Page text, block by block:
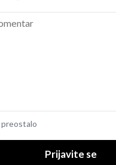
preostalo
Prijavite se